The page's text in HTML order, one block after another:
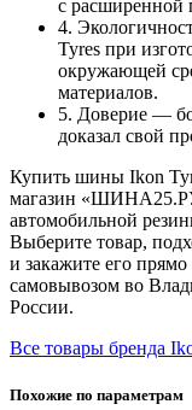
с расширенной
4.
Tyres при
окружающей
материалов.
5. Доверие —
доказал свой
Купить шины Ikon
магазин
автомобильной
Выберите товар,
и закажите его
самовывозом во
России.
Все товары бренда
Похожие по параметрам